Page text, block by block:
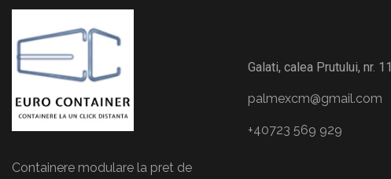
Containere modulare la pret de
Galati, calea Prutului, nr. 11
palmexcm@gmail.com
+40723 569 929